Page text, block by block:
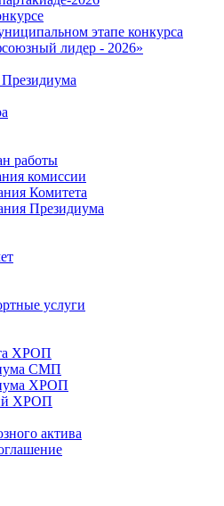
этапе конкурса
лидер - 2026»
работы
комиссии
Комитета
Президиума
услуги
ХРОП
СМП
ХРОП
ХРОП
актива